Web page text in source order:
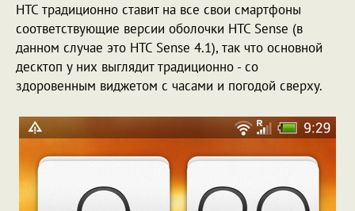
HTC традиционно ставит на все свои смартфоны
соответствующие версии оболочки HTC Sense (в
данном случае это HTC Sense 4.1), так что основной
десктоп у них выглядит традиционно - со
здоровенным виджетом с часами и погодой сверху.